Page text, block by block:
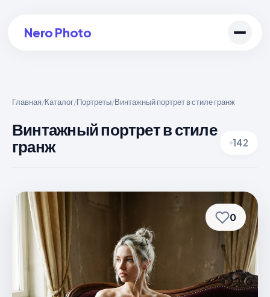
Nero Photo
Создать арт
Главная/Каталог/Портреты/Винтажный портрет в стиле гранж
Винтажный портрет в стиле
гранж
142
0